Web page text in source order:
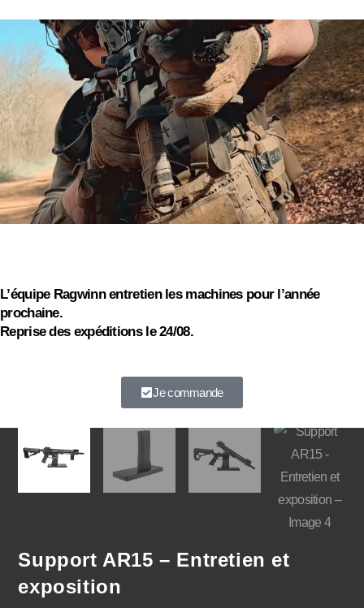
Support AR15 – Entretien et
exposition
L’équipe Ragwinn entretien les machines pour l’année
prochaine.
Reprise des expéditions le 24/08.
Je commande